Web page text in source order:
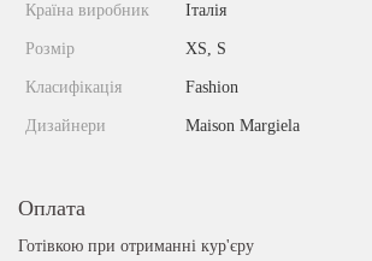
Країна виробник Італія
Розмір XS, S
Класифікація Fashion
Дизайнери Maison Margiela
Оплата
Готівкою при отриманні кур'єру